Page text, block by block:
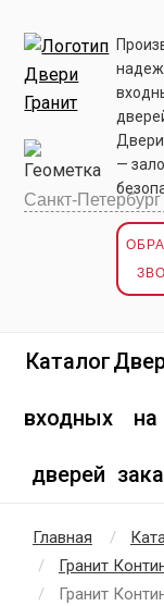
Двери
—
Каталог
входных
дверей
на
Главная
Гранит
Гранит